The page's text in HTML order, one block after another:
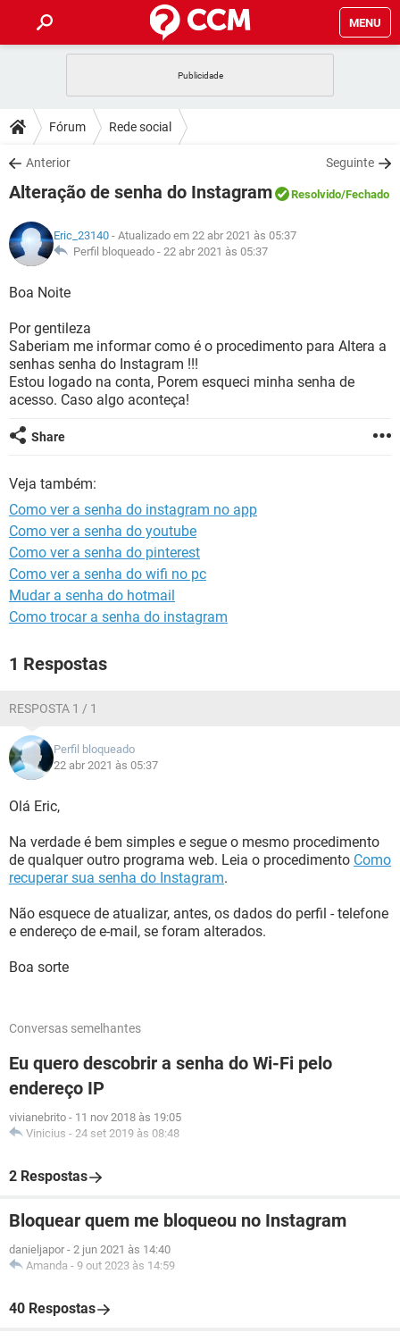
MENU
CELULAR
OUTLOOK
INSTAGRAM GMAIL
GUIA DE COMPRAS
DICAS
JOGOS
INSTAGRAM GMAIL
GUIA DE COMPRAS
DOWNLOADS
JOGOS WHATSAPP
CELULAR
OUTLOOK EXCEL
INSTAGRAM
JOGOS WHATSAPP
CELULAR
OUTLOOK
INSTAGRAM
GUIA DE COMPRAS
GLOSSÁRIO
JOGOS
OUTLOOK EXCEL
INSTAGRAM
GUIA DE COMPRAS
Fórum Rede social
Anterior Seguinte
Alteração de senha do Instagram Resolvido/Fechado
Eric_23140 - Atualizado em 22 abr 2021 às 05:37
Perfil bloqueado - 22 abr 2021 às 05:37
Boa Noite
Por gentileza
Saberiam me informar como é o procedimento para Altera a
senhas senha do Instagram !!!
Estou logado na conta, Porem esqueci minha senha de
acesso. Caso algo aconteça!
Share
Veja também:
Como ver a senha do instagram no app
Como ver a senha do youtube
Como ver a senha do pinterest
Como ver a senha do wifi no pc
Mudar a senha do hotmail
Como trocar a senha do instagram
1 Respostas
RESPOSTA 1 / 1
Perfil bloqueado
22 abr 2021 às 05:37
Olá Eric,
Na verdade é bem simples e segue o mesmo procedimento
de qualquer outro programa web. Leia o procedimento Como
recuperar sua senha do Instagram.
Não esquece de atualizar, antes, os dados do perfil - telefone
e endereço de e-mail, se foram alterados.
Boa sorte
Conversas semelhantes
Eu quero descobrir a senha do Wi-Fi pelo
endereço IP
vivianebrito - 11 nov 2018 às 19:05
Vinicius - 24 set 2019 às 08:48
2 Respostas
Bloquear quem me bloqueou no Instagram
danieljapor - 2 jun 2021 às 14:40
Amanda - 9 out 2023 às 14:59
40 Respostas